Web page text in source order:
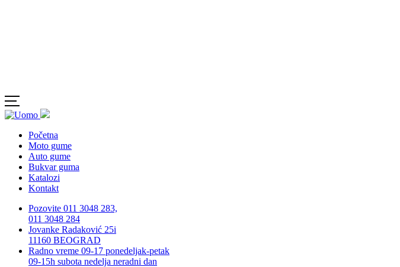
Početna
Moto gume
Auto gume
Bukvar guma
Katalozi
Kontakt
Pozovite 011 3048 283,
011 3048 284
Jovanke Radaković 25i
11160 BEOGRAD
Radno vreme 09-17 ponedeljak-petak
09-15h subota nedelja neradni dan